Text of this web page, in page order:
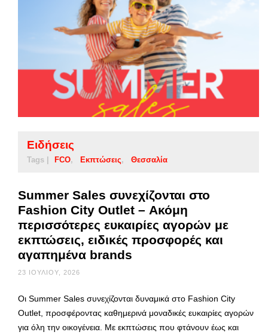
Ειδήσεις
Tags | FCO Εκπτώσεις Θεσσαλία
Summer Sales συνεχίζονται στο
Fashion City Outlet – Ακόμη
περισσότερες ευκαιρίες αγορών με
εκπτώσεις, ειδικές προσφορές και
αγαπημένα brands
23 ΙΟΥΛΊΟΥ, 2026
Οι Summer Sales συνεχίζονται δυναμικά στο Fashion City
Outlet, προσφέροντας καθημερινά μοναδικές ευκαιρίες αγορών
για όλη την οικογένεια. Με εκπτώσεις που φτάνουν έως και